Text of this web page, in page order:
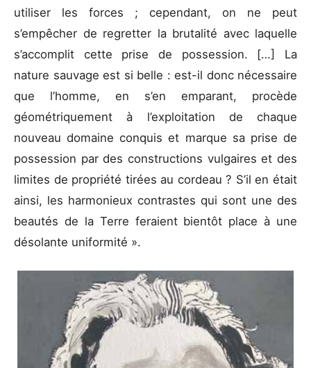
utiliser les forces ; cependant, on ne peut
s’empêcher de regretter la brutalité avec laquelle
s’accomplit cette prise de possession. […] La
nature sauvage est si belle : est-il donc nécessaire
que l’homme, en s’en emparant, procède
géométriquement à l’exploitation de chaque
nouveau domaine conquis et marque sa prise de
possession par des constructions vulgaires et des
limites de propriété tirées au cordeau ? S’il en était
ainsi, les harmonieux contrastes qui sont une des
beautés de la Terre feraient bientôt place à une
désolante uniformité ».